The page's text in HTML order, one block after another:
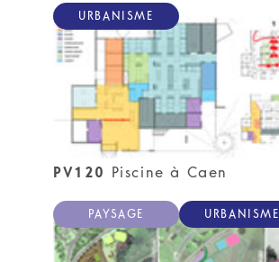
PV120 Piscine à Caen
URBANISME
PAYSAGE URBANISME